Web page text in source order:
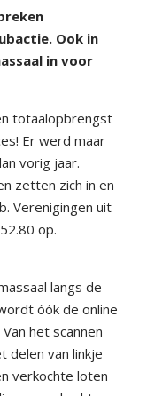
Ook in
in voor
totaalopbrengst
Er werd maar
vorig jaar.
zetten zich in en
Verenigingen uit
op.
langs de
óók de online
het scannen
delen van linkje
verkochte loten